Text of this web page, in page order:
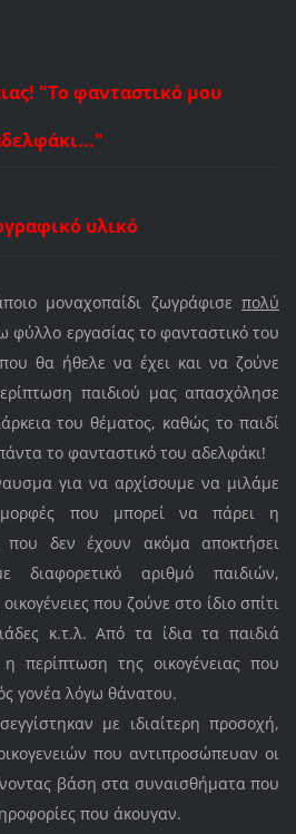
"Το φανταστικό μου
υλικό
μοναχοπαίδι ζωγράφισεπολύ
φύλλο εργασίας το φανταστικό του
θα ήθελε να έχει και να ζούνε
παιδιού μας απασχόλησε
του θέματος, καθώς το παιδί
το φανταστικό του αδελφάκι!
για να αρχίσουμε να μιλάμε
μορφές που μπορεί να πάρει η
που δεν έχουν ακόμα αποκτήσει
διαφορετικό αριθμό παιδιών,
που ζούνε στο ίδιο σπίτι
κ.τ.λ. Από τα ίδια τα παιδιά
περίπτωση της οικογένειας που
γονέα λόγω θάνατου.
με ιδιαίτερη προσοχή,
που αντιπροσώπευαν οι
βάση στα συναισθήματα που
που άκουγαν.